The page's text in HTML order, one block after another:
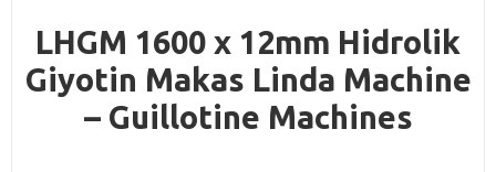
LHGM 1600 x 12mm Hidrolik
Giyotin Makas Linda Machine
– Guillotine Machines